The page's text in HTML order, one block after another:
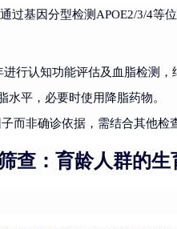
过基因分型检测APOE2/3/4等位
进行认知功能评估及血脂检测，
水平，必要时使用降脂药物。
子而非确诊依据，需结合其他检
查：育龄人群的生